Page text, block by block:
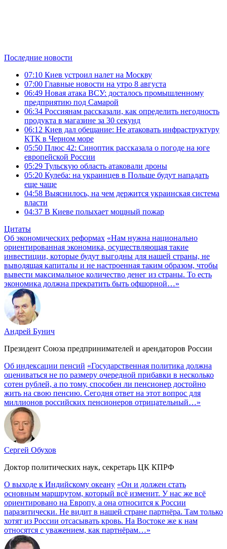
Последние новости
07:10 Киев устроил налет на Москву
07:00 Главные новости на утро 8 августа
06:49 Новая атака ВСУ: досталось промышленному
предприятию под Самарой
06:34 Россиянам рассказали, как определить негодность
продукта в магазине за 30 секунд
06:12 Киев дал обещание: Не атаковать инфраструктуру
КТК в Черном море
05:50 Плюс 42: Синоптик рассказала о погоде на юге
европейской России
05:29 Тульскую область атаковали дроны
05:20 Кулеба: на украинцев в Польше будут нападать
еще чаще
04:58 Выяснилось, на чем держится украинская система
власти
04:37 В Киеве полыхает мощный пожар
Цитаты
Об экономических реформах «Нам нужна национально
ориентированная экономика, осуществляющая такие
инвестиции, которые будут выгодны для нашей страны, не
выводящая капиталы и не настроенная таким образом, чтобы
вывести максимальное количество денег из страны. То есть
экономика должна прекратить быть офшорной…»
Андрей Бунич
Президент Союза предпринимателей и арендаторов России
Об индексации пенсий «Государственная политика должна
оцениваться не по размеру очередной прибавки в несколько
сотен рублей, а по тому, способен ли пенсионер достойно
жить на свою пенсию. Сегодня ответ на этот вопрос для
миллионов российских пенсионеров отрицательный…»
Сергей Обухов
Доктор политических наук, секретарь ЦК КПРФ
О выходе к Индийскому океану «Он и должен стать
основным маршрутом, который всё изменит. У нас же всё
ориентировано на Европу, а она относится к России
паразитически. Не видит в нашей стране партнёра. Там только
хотят из России отсасывать кровь. На Востоке же к нам
относятся с уважением, как партнёрам…»